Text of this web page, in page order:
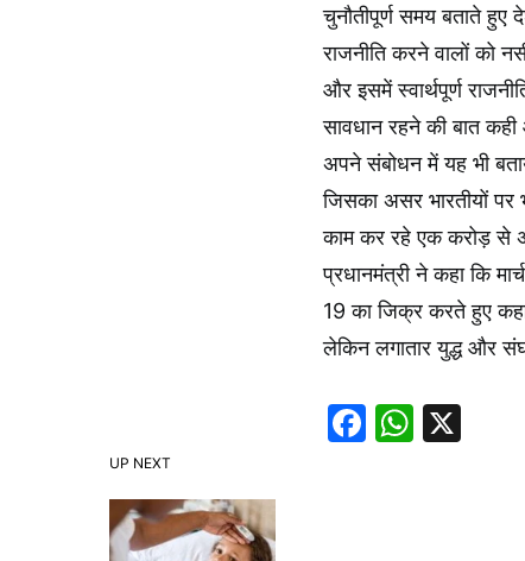
UP NEXT
चुनौतीपूर्ण समय बताते
राजनीति करने वालों को
और इसमें स्वार्थपूर्ण
सावधान रहने की बात
अपने संबोधन में यह भी
जिसका असर भारतीयों पर
काम कर रहे एक करोड़ से
प्रधानमंत्री ने कहा कि
19 का जिक्र करते हुए कहा
लेकिन लगातार युद्ध और
Facebook